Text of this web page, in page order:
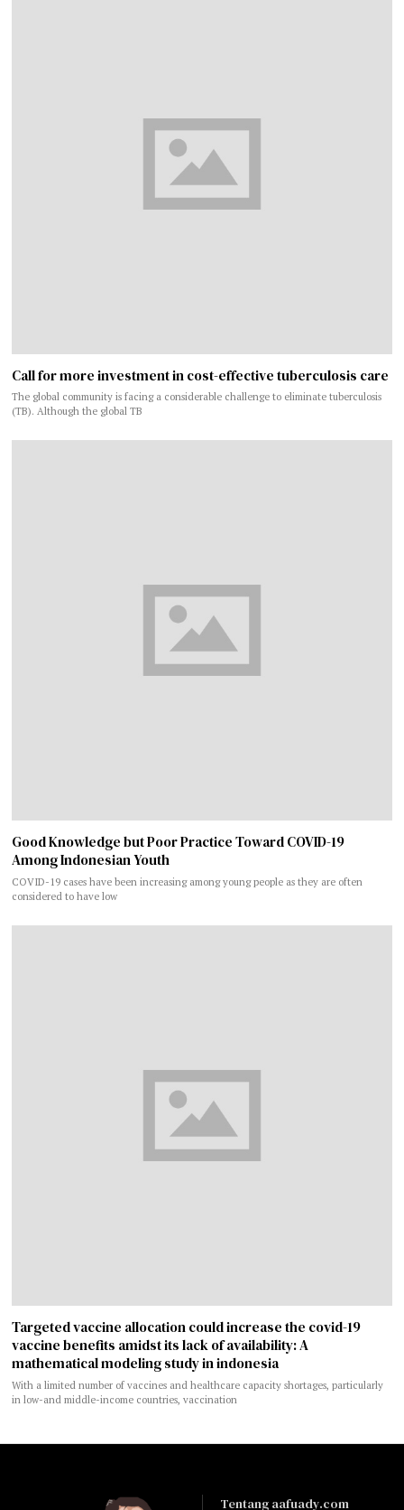
Call for more investment in cost-effective tuberculosis care
The global community is facing a considerable challenge to eliminate tuberculosis
(TB). Although the global TB
Good Knowledge but Poor Practice Toward COVID-19
Among Indonesian Youth
COVID-19 cases have been increasing among young people as they are often
considered to have low
Targeted vaccine allocation could increase the covid-19
vaccine benefits amidst its lack of availability: A
mathematical modeling study in indonesia
With a limited number of vaccines and healthcare capacity shortages, particularly
in low-and middle-income countries, vaccination
Tentang aafuady.com